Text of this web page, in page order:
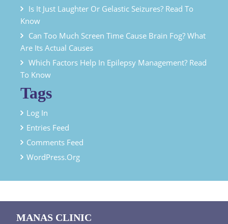
Is It Just Laughter Or Gelastic Seizures? Read To
Know
Can Too Much Screen Time Cause Brain Fog? What
Are Its Actual Causes
Which Factors Help In Epilepsy Management? Read
To Know
Tags
Log In
Entries Feed
Comments Feed
WordPress.org
MANAS CLINIC